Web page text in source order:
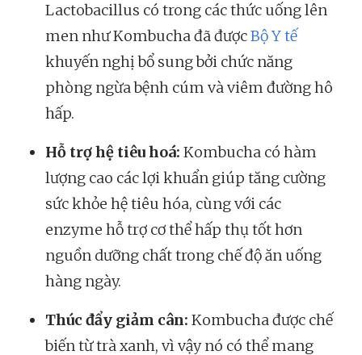
Lactobacillus có trong các thức uống lên
men như Kombucha đã đượcBộ Y tế
khuyến nghị bổ sung bởi chức năng
phòng ngừa bệnh cúm và viêm đường hô
hấp.
Hỗ trợ hệ tiêu hoá: Kombucha có hàm
lượng cao các lợi khuẩn giúp tăng cường
sức khỏe hệ tiêu hóa, cùng với các
enzyme hỗ trợ cơ thể hấp thụ tốt hơn
nguồn dưỡng chất trong chế độ ăn uống
hàng ngày.
Thúc đẩy giảm cân: Kombucha được chế
biến từ trà xanh, vì vậy nó có thể mang